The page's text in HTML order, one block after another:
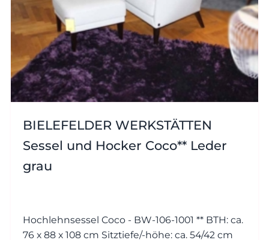
BIELEFELDER WERKSTÄTTEN
Sessel und Hocker Coco** Leder
grau
Hochlehnsessel Coco - BW-106-1001 ** BTH: ca.
76 x 88 x 108 cm Sitztiefe/-höhe: ca. 54/42 cm